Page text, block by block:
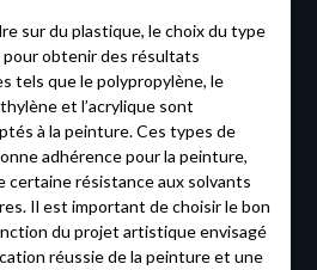
sur du plastique, le choix du type
obtenir des résultats
tels que le polypropylène, le
et l’acrylique sont
à la peinture. Ces types de
adhérence pour la peinture,
certaine résistance aux solvants
Il est important de choisir le bon
du projet artistique envisagé
réussie de la peinture et une